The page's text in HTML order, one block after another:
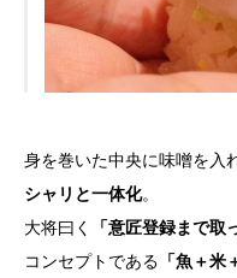
身を巻いた中央に味噌を入
シャリと一体化。
大将曰く
「意匠登録まで取
コンセプトである 「魚＋米